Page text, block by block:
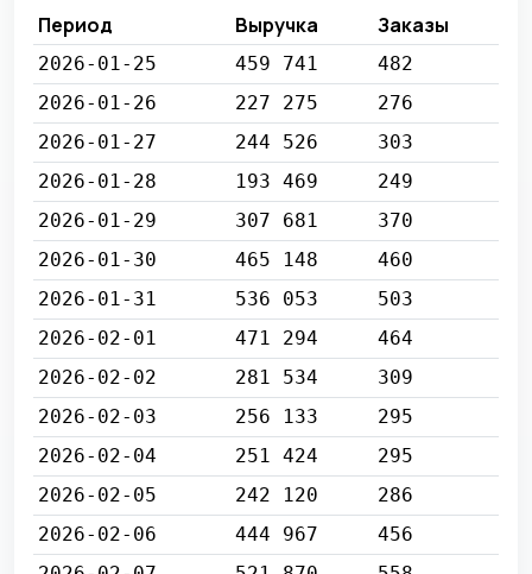
Период Выручка Заказы
2026-01-25 459 741
482
2026-01-26
227 275
276
2026-01-27
244 526
303
2026-01-28
193 469
249
2026-01-29
307 681
370
2026-01-30
465 148
460
2026-01-31
536 053
503
2026-02-01
471 294
464
2026-02-02
281 534
309
2026-02-03
256 133
295
2026-02-04
251 424
295
2026-02-05
242 120
286
2026-02-06
444 967
456